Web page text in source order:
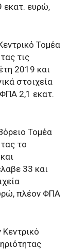
εκατ. ευρώ,
Τομέα
τις
2019 και
στοιχεία
2,1 εκατ.
Τομέα
το
33 και
πλέον ΦΠΑ